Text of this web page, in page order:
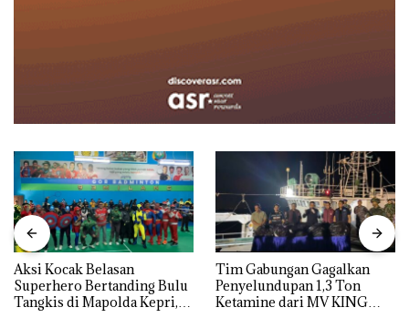
Aksi Kocak Belasan
Superhero Bertanding Bulu
Tangkis di Mapolda Kepri,
Tim Gabungan Gagalkan
Penyelundupan 1,3 Ton
Ketamine dari MV KING